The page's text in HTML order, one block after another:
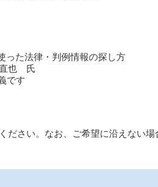
った法律・判例情報の探し方
氏
す
さい。なお、ご希望に沿えない